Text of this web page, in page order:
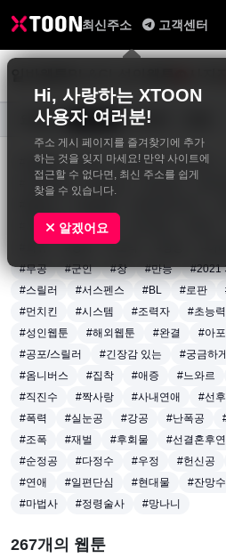
최신주소
Hi, 사랑하는 XTOON
사용자 여러분!
주소 게시 페이지를 즐겨찾기에 추가
하는 것을 잊지 마세요! 만약 사이트에
접근할 수 없다면, 최신 주소를 쉽게
찾을 수 있습니다.
알겠어요
고객센터
요일별 장르별 연재중
#동양풍 #액션 #판타지 #드라마
#인외존재
#다정남 #순정남
#계약관계
#일상
#회귀
#영지 #노력
#무공
#군인 #창 #만능 #2021
#스릴러
#서스펜스 #BL #로판
#먼치킨
#시스템 #조력자 #초능력
#성인웹툰
#해외웹툰 #완결 #아
#공포/스릴러
#긴장감 있는 #궁금하
#옴니버스
#집착 #애증 #느와르
#직진수
#짝사랑 #사내연애 #선
#폭력
#실눈공 #강공 #난폭공
#조폭
#재벌 #후회물 #선결혼후
#순정공
#다정수 #우정 #헌신공
#연애
#일편단심 #현대물 #잔망수
#마법사
#정령술사 #망나니
267개의 웹툰